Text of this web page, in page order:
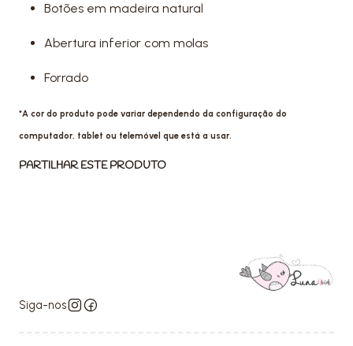
Botões em madeira natural
Abertura inferior com molas
Forrado
*A cor do produto pode variar dependendo da configuração do
computador, tablet ou telemóvel que está a usar.
PARTILHAR ESTE PRODUTO
Siga-nos